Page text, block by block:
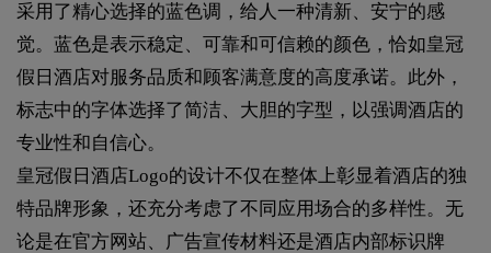
采用了精心选择的蓝色调，给人一种清新、安宁的感
觉。蓝色是表示稳定、可靠和可信赖的颜色，恰如皇冠
假日酒店对服务品质和顾客满意度的高度承诺。此外，
标志中的字体选择了简洁、大胆的字型，以强调酒店的
专业性和自信心。
皇冠假日酒店Logo的设计不仅在整体上彰显着酒店的独
特品牌形象，还充分考虑了不同应用场合的多样性。无
论是在官方网站、广告宣传材料还是酒店内部标识牌